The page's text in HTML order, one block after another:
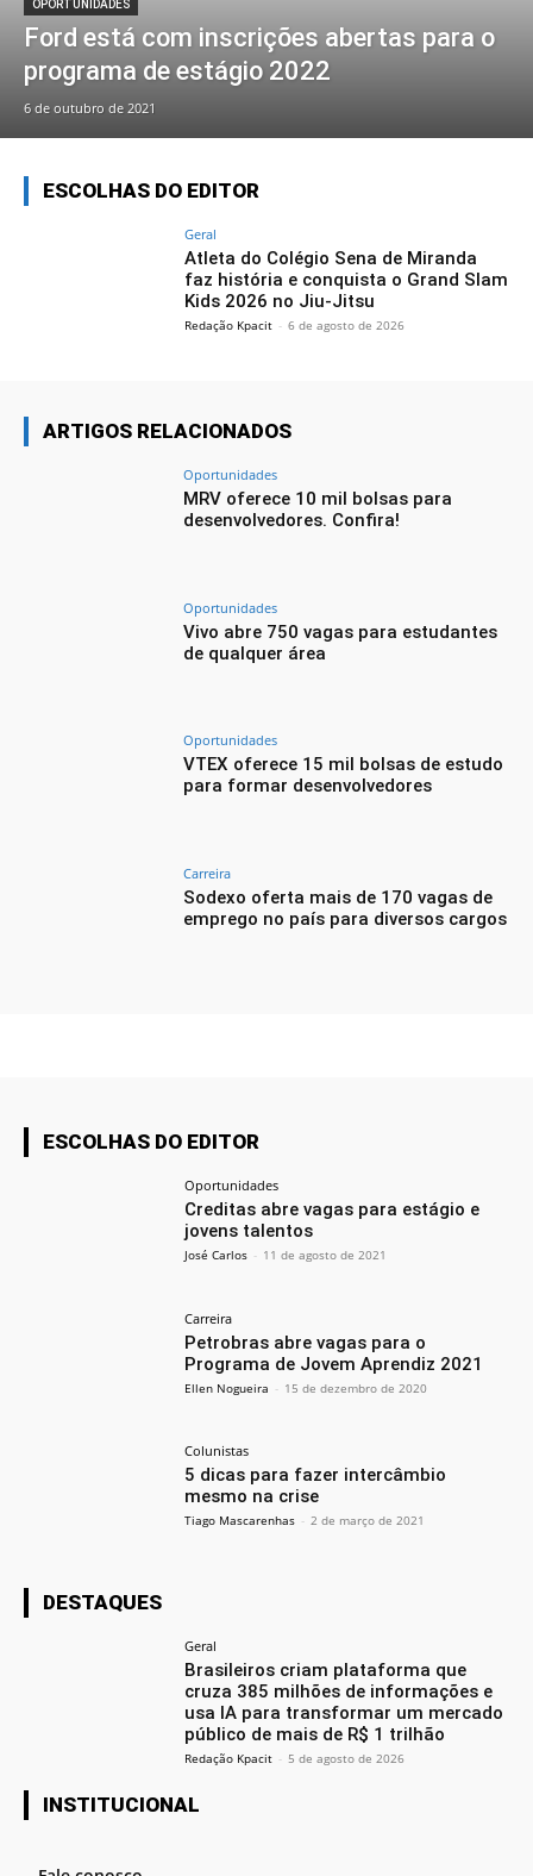
OPORTUNIDADES
Ford está com inscrições abertas para o
programa de estágio 2022
6 de outubro de 2021
ESCOLHAS DO EDITOR
Geral
Atleta do Colégio Sena de Miranda
faz história e conquista o Grand Slam
Kids 2026 no Jiu-Jitsu
Redação Kpacit - 6 de agosto de 2026
ARTIGOS RELACIONADOS
Oportunidades
MRV oferece 10 mil bolsas para
desenvolvedores. Confira!
Oportunidades
Vivo abre 750 vagas para estudantes
de qualquer área
Oportunidades
VTEX oferece 15 mil bolsas de estudo
para formar desenvolvedores
Carreira
Sodexo oferta mais de 170 vagas de
emprego no país para diversos cargos
ESCOLHAS DO EDITOR
Oportunidades
Creditas abre vagas para estágio e
jovens talentos
José Carlos - 11 de agosto de 2021
Carreira
Petrobras abre vagas para o
Programa de Jovem Aprendiz 2021
Ellen Nogueira - 15 de dezembro de 2020
Colunistas
5 dicas para fazer intercâmbio
mesmo na crise
Tiago Mascarenhas - 2 de março de 2021
DESTAQUES
Geral
Brasileiros criam plataforma que
cruza 385 milhões de informações e
usa IA para transformar um mercado
público de mais de R$ 1 trilhão
Redação Kpacit - 5 de agosto de 2026
INSTITUCIONAL